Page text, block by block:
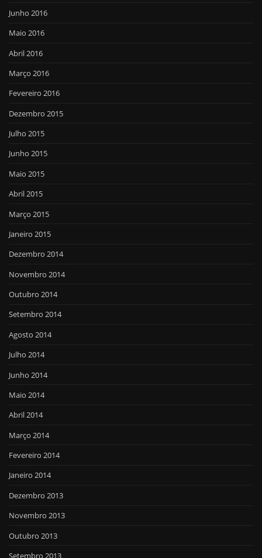
Junho 2016
Maio 2016
Abril 2016
Março 2016
Fevereiro 2016
Dezembro 2015
Julho 2015
Junho 2015
Maio 2015
Abril 2015
Março 2015
Janeiro 2015
Dezembro 2014
Novembro 2014
Outubro 2014
Setembro 2014
Agosto 2014
Julho 2014
Junho 2014
Maio 2014
Abril 2014
Março 2014
Fevereiro 2014
Janeiro 2014
Dezembro 2013
Novembro 2013
Outubro 2013
Setembro 2013